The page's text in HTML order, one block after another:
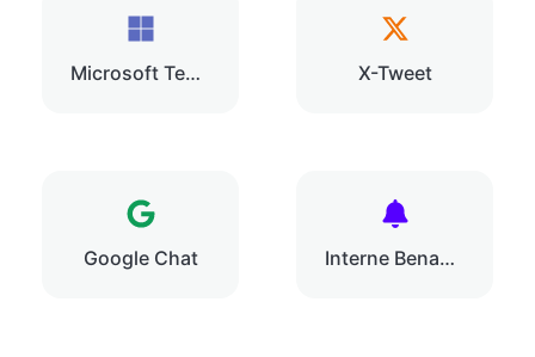
Microsoft Teams X-Tweet
Google Chat Interne Benachrichtigung